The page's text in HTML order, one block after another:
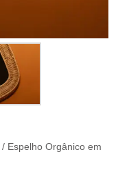
/ Espelho Orgânico em